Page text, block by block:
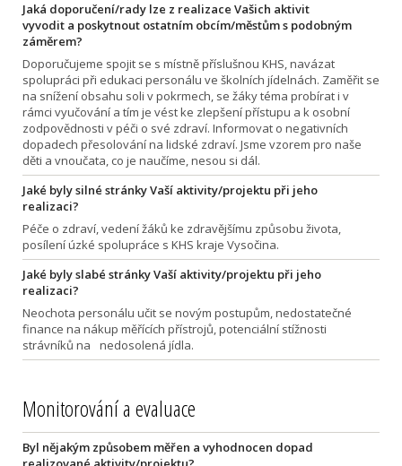
Jaká doporučení/rady lze z realizace Vašich aktivit
vyvodit a poskytnout ostatním obcím/městům s podobným
záměrem?
Doporučujeme spojit se s místně příslušnou KHS, navázat
spolupráci při edukaci personálu ve školních jídelnách. Zaměřit se
na snížení obsahu soli v pokrmech, se žáky téma probírat i v
rámci vyučování a tím je vést ke zlepšení přístupu a k osobní
zodpovědnosti v péči o své zdraví. Informovat o negativních
dopadech přesolování na lidské zdraví. Jsme vzorem pro naše
děti a vnoučata, co je naučíme, nesou si dál.
Jaké byly silné stránky Vaší aktivity/projektu při jeho
realizaci?
Péče o zdraví, vedení žáků ke zdravějšímu způsobu života,
posílení úzké spolupráce s KHS kraje Vysočina.
Jaké byly slabé stránky Vaší aktivity/projektu při jeho
realizaci?
Neochota personálu učit se novým postupům, nedostatečné
finance na nákup měřících přístrojů, potenciální stížnosti
strávníků na nedosolená jídla.
Monitorování a evaluace
Byl nějakým způsobem měřen a vyhodnocen dopad